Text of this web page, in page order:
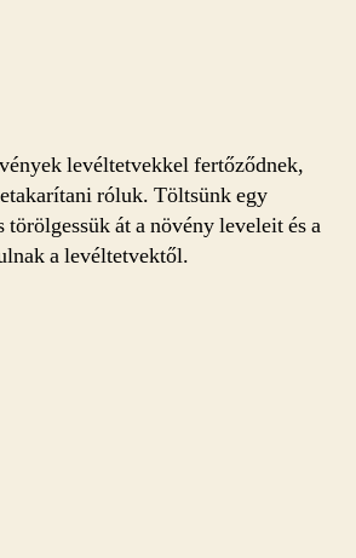
levéltetvekkel fertőződnek,
róluk. Töltsünk egy
törölgessük át a növény leveleit és a
a levéltetvektől.